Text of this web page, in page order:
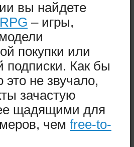
вы найдете
– игры,
покупки или
подписки. Как бы
это не звучало,
зачастую
щадящими для
чем free-to-